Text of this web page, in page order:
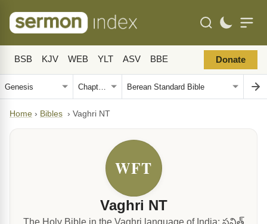
BSB KJV WEB YLT ASV BBE Donate
Home › Bibles › Vaghri NT
WFT
Vaghri NT
The Holy Bible in the Vaghri language of India: పవిత్ర్